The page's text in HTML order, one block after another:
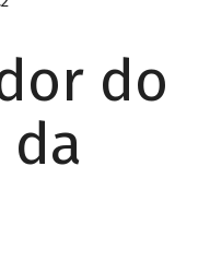
do
da